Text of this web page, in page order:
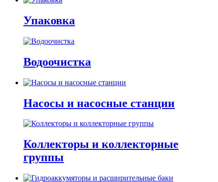
Упаковка
Водоочистка
Насосы и насосные станции
Коллекторы и коллекторные
группы